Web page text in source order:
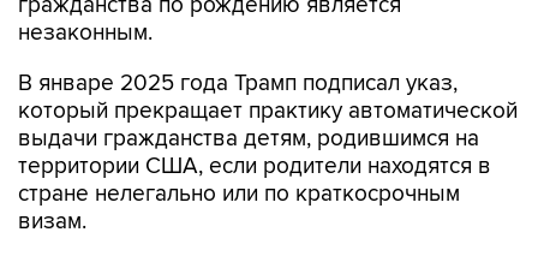
незаконным.
В январе 2025 года Трамп подписал указ,
который прекращает практику автоматической
выдачи гражданства детям, родившимся на
территории США, если родители находятся в
стране нелегально или по краткосрочным
визам.